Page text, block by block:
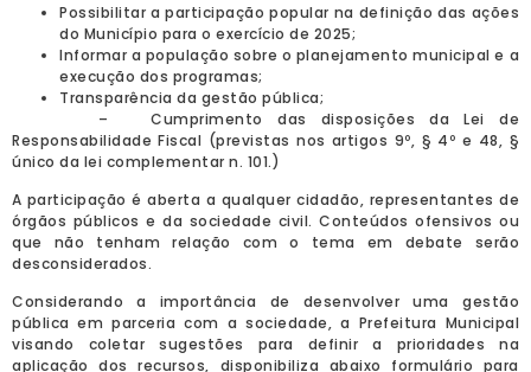
Possibilitar a participação popular na definição das ações
do Município para o exercício de 2025;
Informar a população sobre o planejamento municipal e a
execução dos programas;
Transparência da gestão pública;
– Cumprimento das disposições da Lei de
Responsabilidade Fiscal (previstas nos artigos 9º, § 4º e 48, §
único da lei complementar n. 101.)
A participação é aberta a qualquer cidadão, representantes de
órgãos públicos e da sociedade civil. Conteúdos ofensivos ou
que não tenham relação com o tema em debate serão
desconsiderados.
Considerando a importância de desenvolver uma gestão
pública em parceria com a sociedade, a Prefeitura Municipal
visando coletar sugestões para definir a prioridades na
aplicação dos recursos, disponibiliza abaixo formulário para